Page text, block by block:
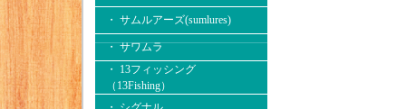
・ サムルアーズ(sumlures)
・ サワムラ
・ 13フィッシング
（13Fishing）